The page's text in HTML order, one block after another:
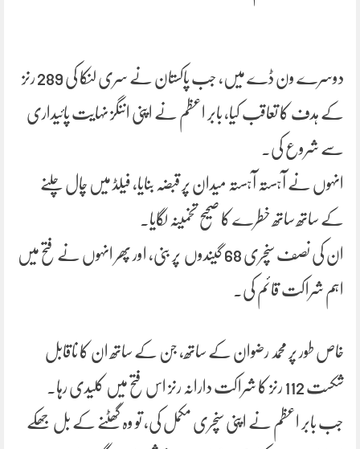
دوسرے ون ڈے میں، جب پاکستان نے سری لنکا کی 289 رنز
کے ہدف کا تعاقب کیا، بابر اعظم نے اپنی اننگز نہایت پائیداری
سے شروع کی۔
انہوں نے آہستہ آہستہ میدان پر قبضہ بنایا، فیلڈ میں چال چلنے
کے ساتھ ساتھ خطرے کا صحیح تخمینہ لگایا۔
ان کی نصف سنچری 68 گیندوں پر بنی، اور پھر انہوں نے فتح میں
اہم شراکت قائم کی۔
خاص طور پر محمد رضوان کے ساتھ، جن کے ساتھ ان کا ناقابل
شکست 112 رنز کا شراکت دارانہ رنز اس فتح میں کلیدی رہا۔
جب بابر اعظم نے اپنی سنچری مکمل کی، تو وہ گھٹنے کے بل جھکے